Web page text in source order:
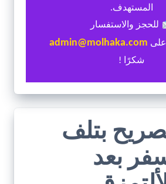
المستهدف.
للحجز والاستفسار
admin@molhaka.com
شكرًا !
بتلف
بعد